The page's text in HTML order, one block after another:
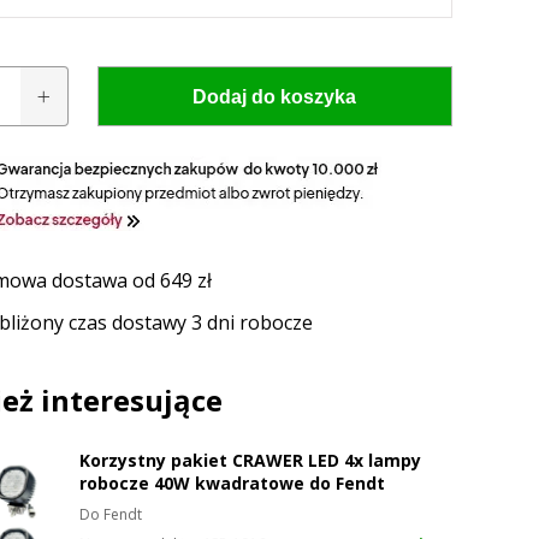
model i rocznik swojego ciągnika, a nasz
Dodaj do koszyka
dostawa od 649 zł
czas dostawy 3 dni robocze
interesujące
Korzystny pakiet CRAWER LED 4x lampy
robocze 40W kwadratowe do Fendt
Do Fendt